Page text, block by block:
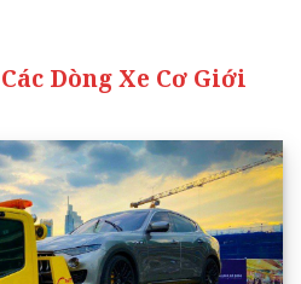
Dòng Xe Cơ Giới